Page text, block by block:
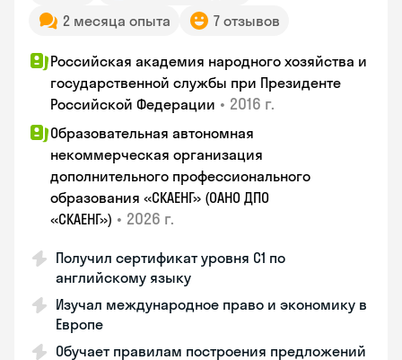
2 месяца опыта
7 отзывов
Российская академия народного хозяйства и
государственной службы при Президенте
Российской Федерации • 2016 г.
Образовательная автономная
некоммерческая организация
дополнительного профессионального
образования «СКАЕНГ» (ОАНО ДПО
«СКАЕНГ») • 2026 г.
Получил сертификат уровня С1 по
английскому языку
Изучал международное право и экономику в
Европе
Обучает правилам построения предложений